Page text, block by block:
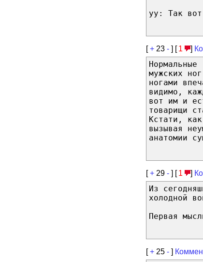
yy: Так вот
[+ 23 - ] [ 1 ]
мужских
ногами
видимо,
вот им и
товарищи
Кстати,
вызывая
анатомии
[+ 29 - ] [ 1 ]
Из
холодной
Первая
[+ 25 - ]